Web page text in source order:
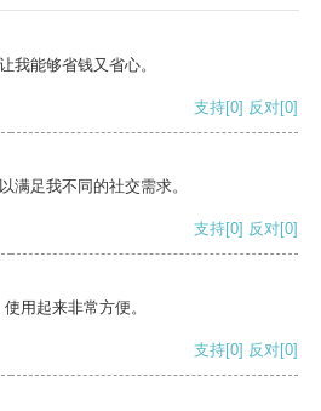
我能够省钱又省心。
支持[0] 反对[0]
满足我不同的社交需求。
支持[0] 反对[0]
用起来非常方便。
支持[0] 反对[0]